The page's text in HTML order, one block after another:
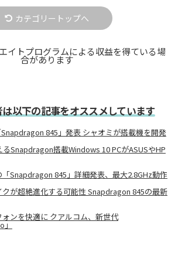
カテゴリートップへ
イトプログラムによる収益を得ている場
合があります
以下の記事をオススメしています
845」発表 シャオミが搭載機を開発
Snapdragon搭載Windows 10 PCがASUSやHP
Snapdragon 845」詳細発表、最大2.8GHz動作
が超絶進化する可能性 Snapdragon 845の最新
ンを快適に クアルコム、新世代
」